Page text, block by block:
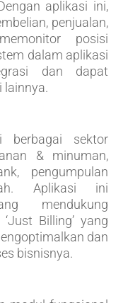
aplikasi ini,
penjualan,
posisi
dalam aplikasi
dan dapat
lainnya.
berbagai sektor
& minuman,
pengumpulan
Aplikasi ini
mendukung
Billing’ yang
dan
bisnisnya.